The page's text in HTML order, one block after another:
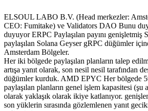
ELSOUL LABO B.V. (Head merkezler:
CEO: Fumitake) ve Validators DAO Bunu
duyuyor ERPC Paylaşılan payını genişletmiş
paylaşılan Solana Geyser gRPC düğümler
Amsterdam Bölgeler.
Her iki bölgede paylaşılan planların talep
artışa yanıt olarak, son nesil nesil tarafından
düğümler kurduk. AMD EPYC Her bölgede
paylaşılan planların genel işlem kapasitesi (şu
olarak yaklaşık olarak ikiye katlanıyor.
son yüklerin sırasında gözlemlenen yanıt